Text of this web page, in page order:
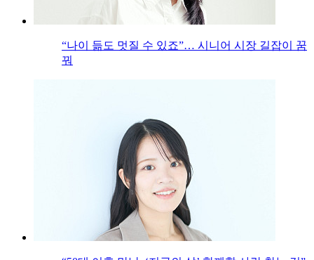
“나이 듦도 멋질 수 있죠”… 시니어 시장 길잡이 꿈
꿔